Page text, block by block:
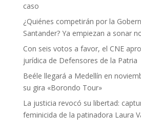
caso
¿Quiénes competirán por la
Santander? Ya empiezan a sonar
Con seis votos a favor, el CNE
jurídica de Defensores de la Patria
Beéle llegará a Medellín en
su gira «Borondo Tour»
La justicia revocó su libertad:
feminicida de la patinadora Laura